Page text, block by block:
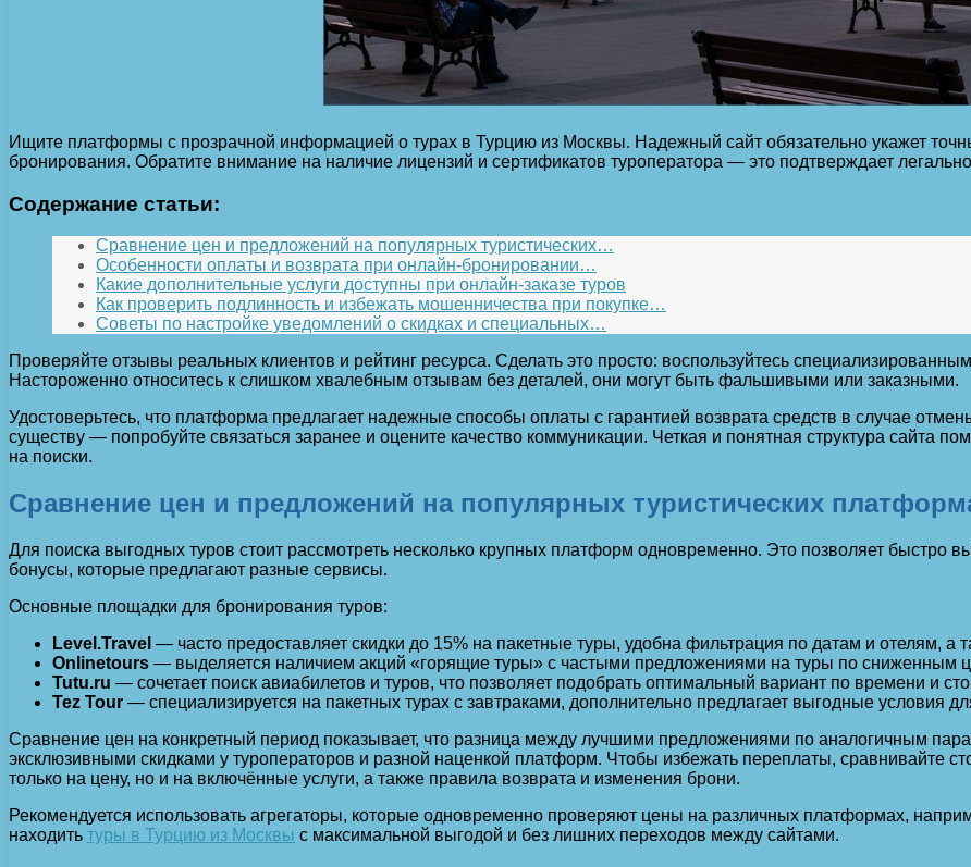
Ищите платформы с прозрачной информацией о турах в Турцию из Москвы. Надежный сайт обязательно укажет
бронирования. Обратите внимание на наличие лицензий и сертификатов туроператора — это подтверждает
Содержание статьи:
Сравнение цен и предложений на популярных туристических…
Особенности оплаты и возврата при онлайн-бронировании…
Какие дополнительные услуги доступны при онлайн-заказе туров
Как проверить подлинность и избежать мошенничества при покупке…
Советы по настройке уведомлений о скидках и специальных…
Проверяйте отзывы реальных клиентов и рейтинг ресурса. Сделать это просто: воспользуйтесь
Настороженно относитесь к слишком хвалебным отзывам без деталей, они могут быть фальшивыми или заказными.
Удостоверьтесь, что платформа предлагает надежные способы оплаты с гарантией возврата средств в случае
существу — попробуйте связаться заранее и оцените качество коммуникации. Четкая и понятная структура сайта
на поиски.
Сравнение цен и предложений на популярных туристических
Для поиска выгодных туров стоит рассмотреть несколько крупных платформ одновременно. Это позволяет
бонусы, которые предлагают разные сервисы.
Основные площадки для бронирования туров:
Level.Travel — часто предоставляет скидки до 15% на пакетные туры, удобна фильтрация по датам и отелям, а
Onlinetours — выделяется наличием акций «горящие туры» с частыми предложениями на туры по сниженным
Tutu.ru — сочетает поиск авиабилетов и туров, что позволяет подобрать оптимальный вариант по времени и
Tez Tour — специализируется на пакетных турах с завтраками, дополнительно предлагает выгодные условия
Сравнение цен на конкретный период показывает, что разница между лучшими предложениями по аналогичным
эксклюзивными скидками у туроператоров и разной наценкой платформ. Чтобы избежать переплаты, сравнивайте
только на цену, но и на включённые услуги, а также правила возврата и изменения брони.
Рекомендуется использовать агрегаторы, которые одновременно проверяют цены на различных платформах,
находить туры в Турцию из Москвы с максимальной выгодой и без лишних переходов между сайтами.